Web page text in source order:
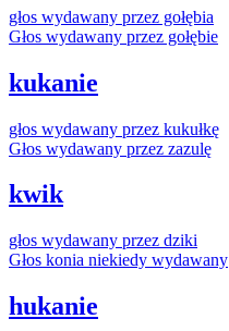
głos wydawany przez gołębia
Głos wydawany przez gołębie
kukanie
głos wydawany przez kukułkę
Głos wydawany przez zazulę
kwik
głos wydawany przez dziki
Głos konia niekiedy wydawany
hukanie